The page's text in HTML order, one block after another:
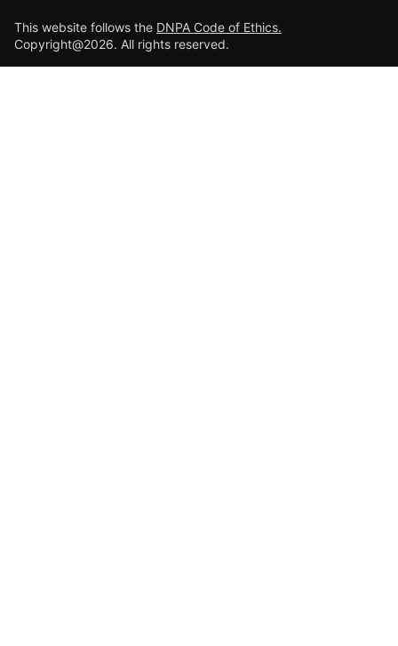
This website follows the DNPA Code of Ethics.
Copyright@2026. All rights reserved.